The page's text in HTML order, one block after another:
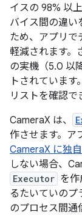
イスの 98% 以
バイス間の違い
ため、アプリで
軽減されます。
の実機（5.0 以
トされています。
リストを確認で
CameraX は、
作させます。ア
CameraX に独
しない場合、
Executor を
るたいていのプ
のプロセス間通